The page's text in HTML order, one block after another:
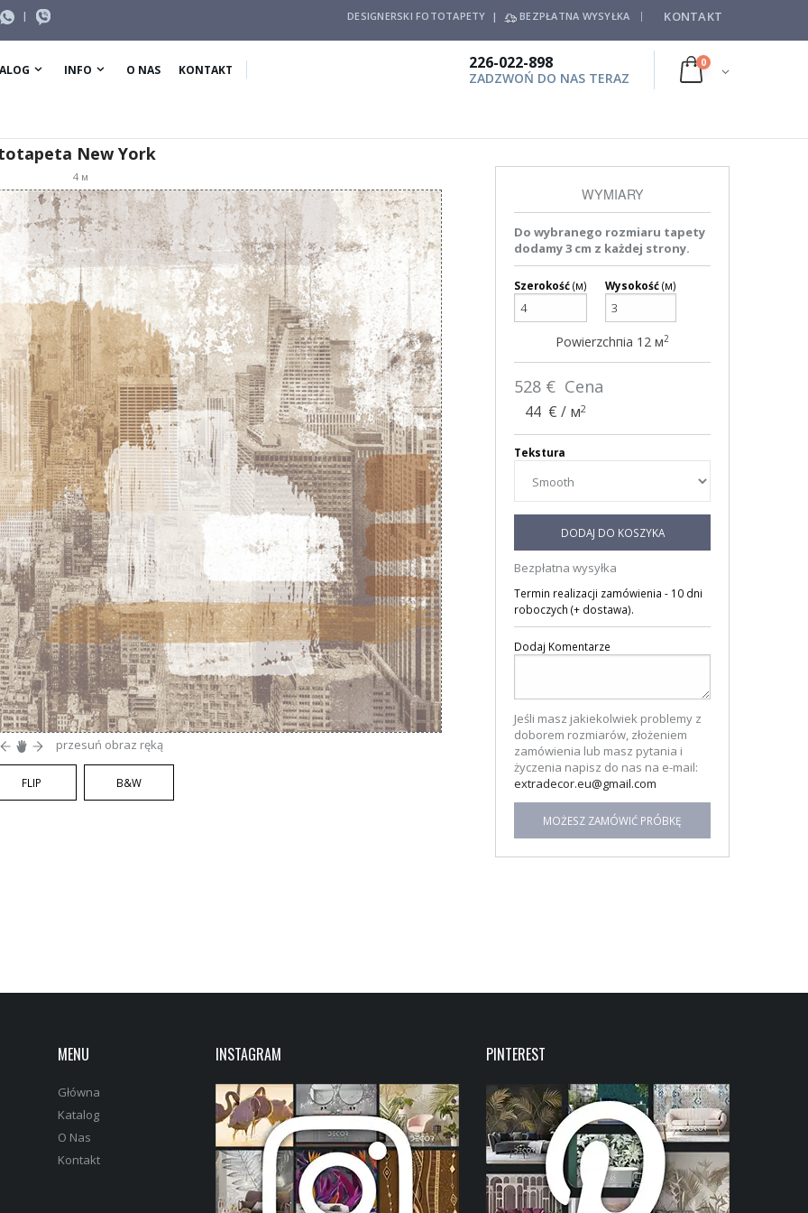
| DESIGNERSKI FOTOTAPETY | BEZPŁATNA WYSYŁKA KONTAKT
INFO O NAS KONTAKT 226-022-898
ZADZWOŃ DO NAS TERAZ
0
New York
4м
przesuń obraz ręką
FLIP B&W
WYMIARY
Do wybranego rozmiaru tapety
dodamy 3 cm z każdej strony.
Szerokość(м) Wysokość(м)
Powierzchпia 12 м2
528 € Cena
44 € / м2
Tekstura
DODAJ DO KOSZYKA
Bezpłatna wysyłka
Termin realizacji zamówienia - 10 dni
roboczych (+ dostawa).
Dodaj Komentarze
Jeśli masz jakiekolwiek problemy z
doborem rozmiarów, złożeniem
zamówienia lub masz pytania i
życzenia napisz do nas na e-mail:
extradecor.eu@gmail.com
MOŻESZ ZAMÓWIĆ PRÓBKĘ
MENU
Główna
Katalog
O Nas
Kontakt
INSTAGRAM PINTEREST